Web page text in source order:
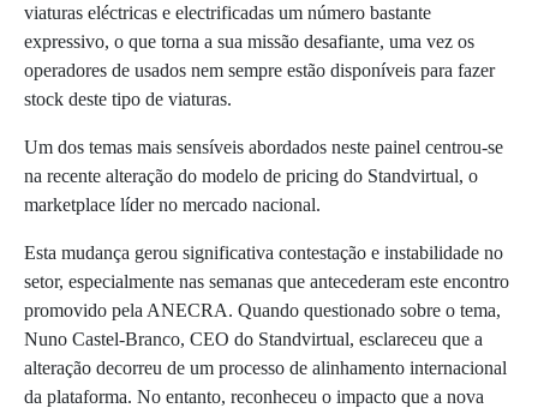
viaturas eléctricas e electrificadas um número bastante
expressivo, o que torna a sua missão desafiante, uma vez os
operadores de usados nem sempre estão disponíveis para fazer
stock deste tipo de viaturas.
Um dos temas mais sensíveis abordados neste painel centrou-se
na recente alteração do modelo de pricing do Standvirtual, o
marketplace líder no mercado nacional.
Esta mudança gerou significativa contestação e instabilidade no
setor, especialmente nas semanas que antecederam este encontro
promovido pela ANECRA. Quando questionado sobre o tema,
Nuno Castel-Branco, CEO do Standvirtual, esclareceu que a
alteração decorreu de um processo de alinhamento internacional
da plataforma. No entanto, reconheceu o impacto que a nova